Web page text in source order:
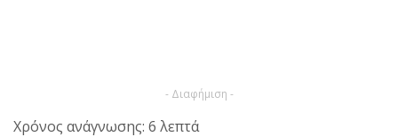
- Διαφήμιση -
Χρόνος ανάγνωσης: 6 λεπτά